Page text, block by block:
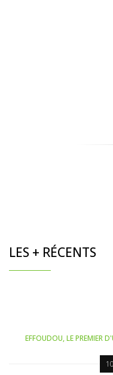
LES + RÉCENTS
EFFOUDOU, LE PREMIER